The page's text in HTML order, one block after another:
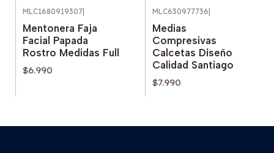
MLC1680919307|
Mentonera Faja
Facial Papada
Rostro Medidas Full
$6.990
MLC630977736|
Medias
Compresivas
Calcetas Diseño
Calidad Santiago
$7.990